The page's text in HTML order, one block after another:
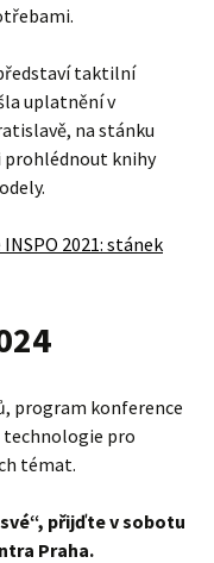
taktilní
uplatnění v
na stánku
prohlédnout knihy
program konference
technologie pro
témat.
přijďte v sobotu
Praha.